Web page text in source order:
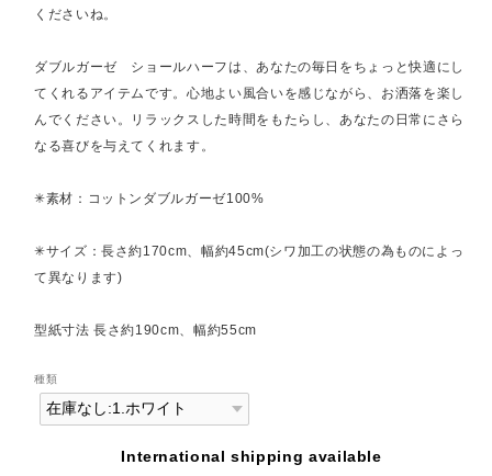
くださいね。
ダブルガーゼ ショールハーフは、あなたの毎日をちょっと快適にし
てくれるアイテムです。心地よい風合いを感じながら、お洒落を楽し
んでください。リラックスした時間をもたらし、あなたの日常にさら
なる喜びを与えてくれます。
✳︎素材：コットンダブルガーゼ100%
✳︎サイズ：長さ約170cm、幅約45cm(シワ加工の状態の為ものによっ
て異なります)
型紙寸法 長さ約190cm、幅約55cm
種類
International shipping available